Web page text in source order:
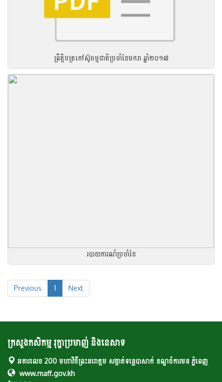
ព្រឹត្តិបត្រកៅស៊ូធម្មជាតិប្រចាំខែមករា ឆ្នាំ២០១៧
របាយការណ៍ប្រចាំខែ
Previous 1 Next
ក្រសួងកសិកម្ម រុក្ខាប្រមាញ់ និងនេសាទ
អគារលេខ 200 មហាវិថីព្រះនរោត្តម សង្កាត់ទន្លេបាសាក់ ខណ្ឌចំការមន ភ្នំពេញ
www.maff.gov.kh